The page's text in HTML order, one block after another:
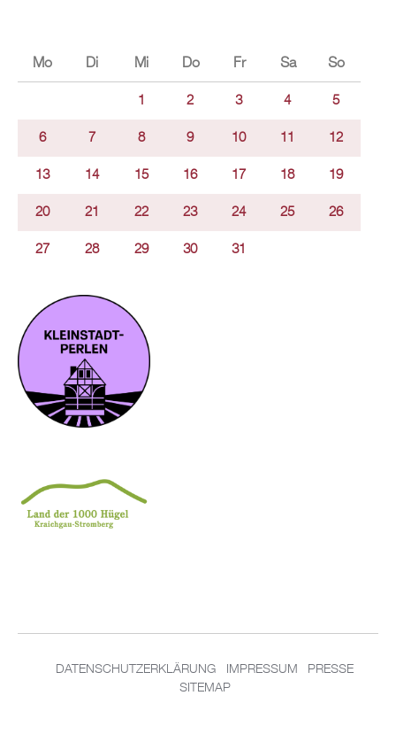
Mo Di Mi Do Fr Sa So
1 2 3 4 5
6 7 8 9 10 11 12
13 14 15 16 17 18 19
20 21 22 23 24 25 26
27 28 29 30 31
DATENSCHUTZERKLÄRUNG IMPRESSUM
PRESSE
SITEMAP